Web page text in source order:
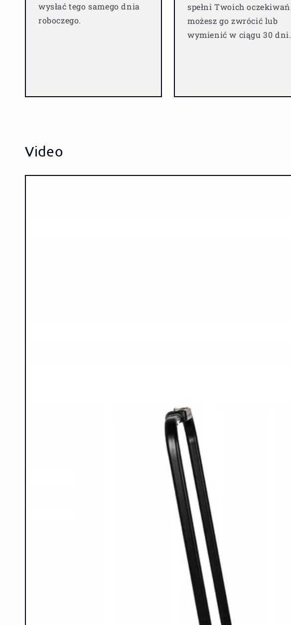
wysłać tego samego dnia
roboczego.
spełni Twoich oczekiwań
możesz go zwrócić lub
wymienić w ciągu 30 dni.
Video